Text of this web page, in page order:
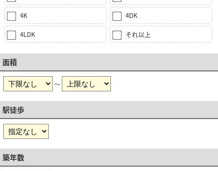
4K 4DK
4LDK それ以上
面積
～
駅徒歩
築年数